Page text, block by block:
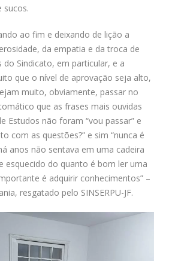
sucos.
ao fim e deixando de lição a
da empatia e da troca de
do Sindicato, em particular, e a
que o nível de aprovação seja alto,
muito, obviamente, passar no
que as frases mais ouvidas
Estudos não foram “vou passar” e
com as questões?” e sim “nunca é
anos não sentava em uma cadeira
esquecido do quanto é bom ler uma
é adquirir conhecimentos” –
resgatado pelo SINSERPU-JF.